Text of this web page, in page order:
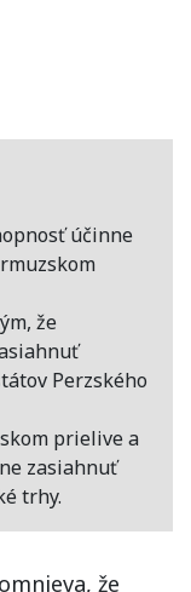
účinne
že
Perzského
prielive a
zasiahnuť
trhy.
že